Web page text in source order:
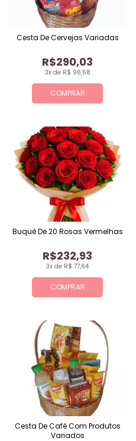
COMPRAR
3x de R$ 96,68
R$290,03
Cesta De Cervejas Variadas
COMPRAR
3x de R$ 77,64
R$232,93
Buquê De 20 Rosas Vermelhas
Cesta De Café Com Produtos
Variados